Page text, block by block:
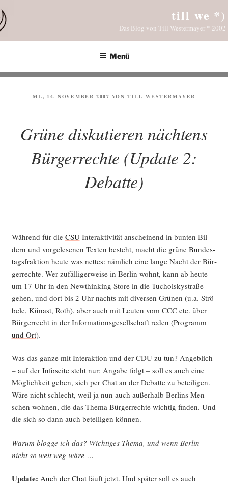
Inhalt
springen
till we *)
Das Blog von Till Westermayer * 2002
Menü
VERÖFFENTLICHT
MI., 14. NOVEMBER 2007 VON TILL WESTERMAYER
Grüne diskutieren nächtens
Bürgerrechte (Update 2:
Debatte)
Wäh­rend für die CSUInter­ak­ti­vi­tät anschei­nend in bun­ten Bil­
dern und vor­ge­le­se­nen Tex­ten besteht, macht die grü­ne Bun­des­
tags­frak­ti­on heu­te was net­tes: näm­lich eine lan­ge Nacht der Bür­
ger­rech­te. Wer zufäl­li­ger­wei­se in Ber­lin wohnt, kann ab heu­te
um 17 Uhr in den New­thin­king Store in die Tuchol­sky­stra­ße
gehen, und dort bis 2 Uhr nachts mit diver­sen Grü­nen (u.a. Strö­
be­le, Kün­ast, Roth), aber auch mit Leu­ten vom CCC etc. über
Bür­ger­recht in der Infor­ma­ti­ons­ge­sell­schaft reden (Pro­gramm
und Ort).
Was das gan­ze mit Inter­ak­ti­on und der CDU zu tun? Angeb­lich
– auf der Info­sei­testeht nur: Anga­be folgt – soll es auch eine
Mög­lich­keit geben, sich per Chat an der Debat­te zu betei­li­gen.
Wäre nicht schlecht, weil ja nun auch außer­halb Ber­lins Men­
schen woh­nen, die das The­ma Bür­ger­rech­te wich­tig fin­den. Und
die sich so dann auch betei­li­gen können.
War­um blog­ge ich das? Wich­ti­ges The­ma, und wenn Ber­lin
nicht so weit weg wäre …
Update: Auch der Chatläuft jetzt. Und spä­ter soll es auch